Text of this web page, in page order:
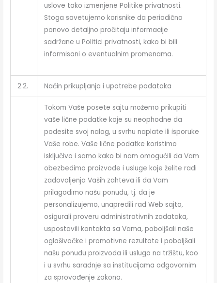
uslove tako izmenjene Politike privatnosti.
Stoga savetujemo korisnike da periodično
ponovo detaljno pročitaju informacije
sadržane u Politici privatnosti, kako bi bili
informisani o eventualnim promenama.
2.2. Način prikupljanja i upotrebe podataka
Tokom Vaše posete sajtu možemo prikupiti
vaše lične podatke koje su neophodne da
podesite svoj nalog, u svrhu naplate ili isporuke
Vaše robe. Vaše lične podatke koristimo
isključivo i samo kako bi nam omogućili da Vam
obezbedimo proizvode i usluge koje želite radi
zadovoljenja Vaših zahteva ili da Vam
prilagodimo našu ponudu, tj. da je
personalizujemo, unapredili rad Web sajta,
osigurali proveru administrativnih zadataka,
uspostavili kontakta sa Vama, poboljšali naše
oglašivačke i promotivne rezultate i poboljšali
našu ponudu proizvoda ili usluga na tržištu, kao
i u svrhu saradnje sa institucijama odgovornim
za sprovođenje zakona.